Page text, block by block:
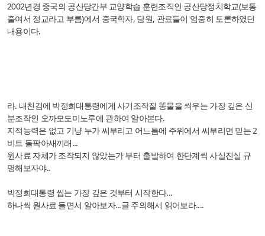
2002년경 중국의 공산당간부 교양학습 훈련조직인 공산당정치학교(보통
줄여서 정교라고 부름)에서 중국학자, 당원, 관료들이 엄중히 토론하였던
내용이다.
라. 내친김에 박정희대통령에게 사기조작질 똥물을 씌우는 가장 깊은 신
분조작인 오까모도미노루에 관하여 알아본다.
지적능력은 없고 기냥 누가 씨부리고 어느틈에 주위에서 씨부리면 믿는 2
비트 돌팍아새끼래...
원사료 자체가 조작되지 않았는가 부터 출발하여 한단계씩 사실진실 규
명해보자야..
박정희대통령 씹는 가장 깊은 것부터 시작한다...
하나씩 원사료 들면서 알아보자...글 주의해서 읽어보라....